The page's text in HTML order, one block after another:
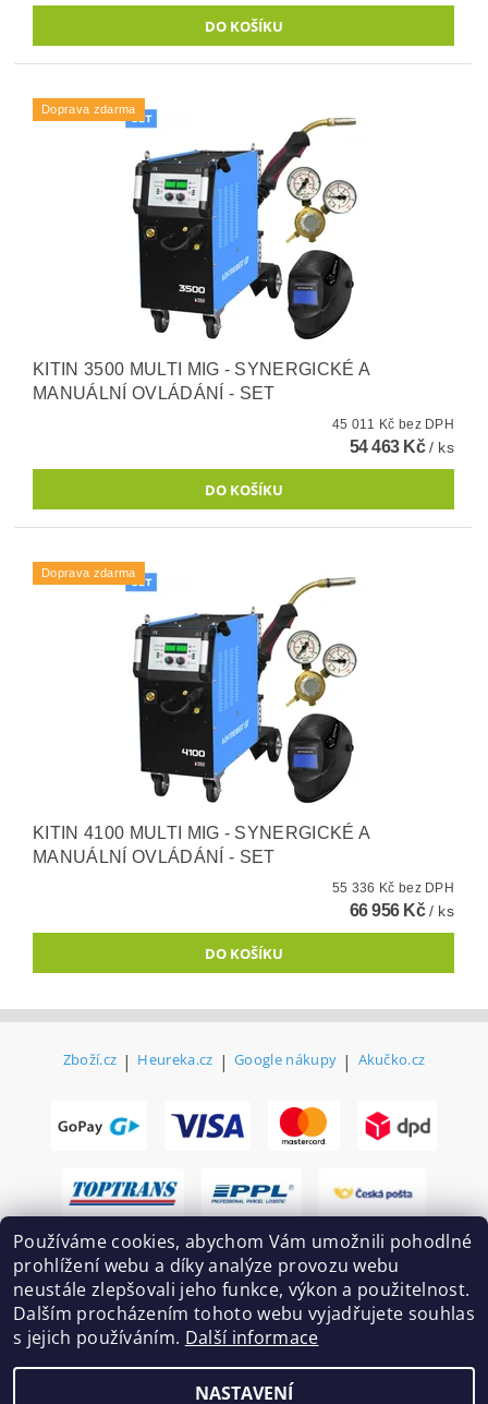
Doprava zdarma
KITIN 3500 MULTI MIG - SYNERGICKÉ A
MANUÁLNÍ OVLÁDÁNÍ - SET
45 011 Kč bez DPH
54 463 Kč/ ks
Doprava zdarma
KITIN 4100 MULTI MIG - SYNERGICKÉ A
MANUÁLNÍ OVLÁDÁNÍ - SET
55 336 Kč bez DPH
66 956 Kč/ ks
Zboží.cz | Heureka.cz | Google nákupy | Akučko.cz
Vytvořil Shoptet
Používáme cookies, abychom Vám umožnili pohodlné
prohlížení webu a díky analýze provozu webu
neustále zlepšovali jeho funkce, výkon a použitelnost.
Dalším procházením tohoto webu vyjadřujete souhlas
s jejich používáním. Další informace
NASTAVENÍ